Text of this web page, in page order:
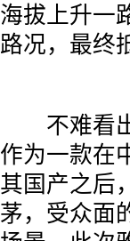
海拔上升一
路况，最终
不难看出
作为一款在
其国产之后
茅，受众面